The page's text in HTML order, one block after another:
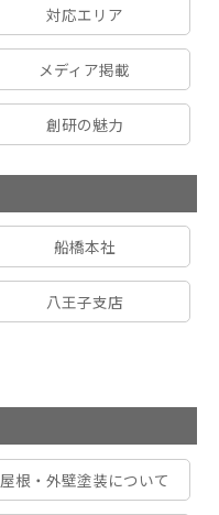
対応エリア
メディア掲載
創研の魅力
船橋本社
八王子支店
屋根・外壁塗装について